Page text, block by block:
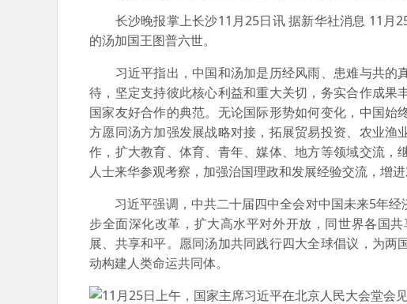
长沙晚报掌上长沙11月25日讯 据新华社消息 11月
的汤加国王图普六世。
习近平指出，中国和汤加是历经风雨、患难与共的
待，坚定支持彼此核心利益和重大关切，务实合作成
国家友好合作的典范。无论国际形势如何变化，中国
方愿同汤方加强发展战略对接，拓展贸易投资、农业
作，扩大教育、体育、青年、媒体、地方等领域交流
人士来华参观考察，加强治国理政和发展经验交流，增进
习近平强调，中共二十届四中全会对中国未来5年经
步全面深化改革，扩大高水平对外开放，同世界各国
展、共享和平。愿同汤加共同践行四大全球倡议，为
动构建人类命运共同体。